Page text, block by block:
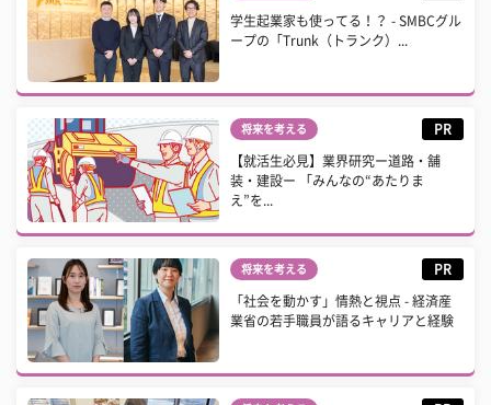
学生起業家も使ってる！？ - SMBCグル
ープの「Trunk（トランク）...
将来を考える PR
【就活生必見】業界研究ー道路・舗
装・建設ー 「みんなの“あたりま
え”を...
将来を考える PR
「社会を動かす」情熱と視点 - 経済産
業省の若手職員が語るキャリアと経験